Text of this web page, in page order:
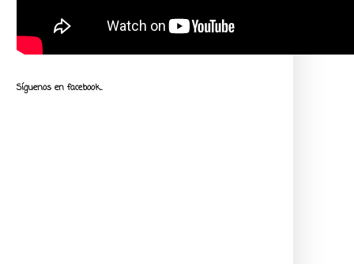
Síguenos en facebook...